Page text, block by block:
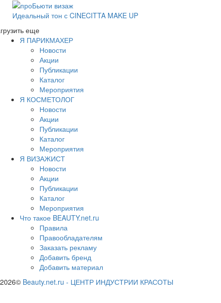
Идеальный тон с CINECITTA MAKE UP
еще
Я ПАРИКМАХЕР
Новости
Акции
Публикации
Каталог
Мероприятия
Я КОСМЕТОЛОГ
Новости
Акции
Публикации
Каталог
Мероприятия
Я ВИЗАЖИСТ
Новости
Акции
Публикации
Каталог
Мероприятия
Что такое BEAUTY.net.ru
Правила
Правообладателям
Заказать рекламу
Добавить бренд
Добавить материал
2026© Beauty.net.ru - ЦЕНТР ИНДУСТРИИ КРАСОТЫ